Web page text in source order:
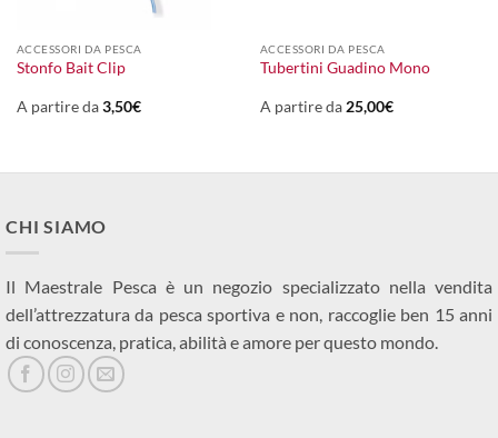
ACCESSORI DA PESCA
Stonfo Bait Clip
A partire da3,50€
ACCESSORI DA PESCA
Tubertini Guadino Mono
A partire da 25,00€
CHI SIAMO
Il Maestrale Pesca è un negozio specializzato nella vendita
dell’attrezzatura da pesca sportiva e non, raccoglie ben 15 anni
di conoscenza, pratica, abilità e amore per questo mondo.